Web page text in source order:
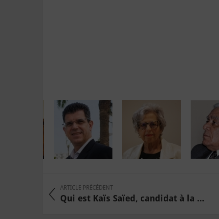
ARTICLE PRÉCÉDENT
Qui est Kaïs Saïed, candidat à la ...